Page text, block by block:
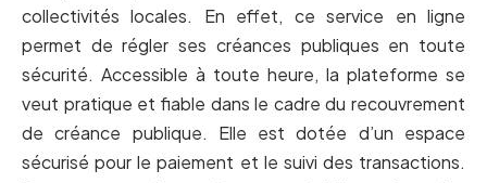
collectivités locales. En effet, ce service en ligne
permet de régler ses créances publiques en toute
sécurité. Accessible à toute heure, la plateforme se
veut pratique et fiable dans le cadre du recouvrement
de créance publique. Elle est dotée d’un espace
sécurisé pour le paiement et le suivi des transactions.